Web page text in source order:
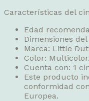
Características del
Edad
Dimensiones
Marca: Little
Color: Multicolor.
Cuenta con: 1
Este producto
conformidad
Europea.